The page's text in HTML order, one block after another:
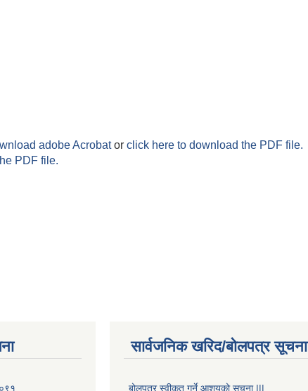
adobe Acrobator click here to download the PDF file.
PDF file.
सार्वजनिक खरिद/बोलपत्र सूचना
बोलपत्र स्वीकूत गर्ने आशयको सूचना |||